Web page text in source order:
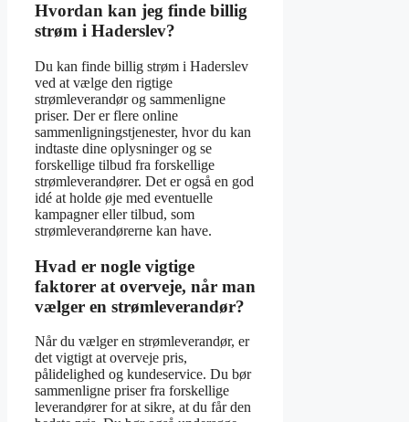
Hvordan kan jeg finde billig
strøm i Haderslev?
Du kan finde billig strøm i Haderslev
ved at vælge den rigtige
strømleverandør og sammenligne
priser. Der er flere online
sammenligningstjenester, hvor du kan
indtaste dine oplysninger og se
forskellige tilbud fra forskellige
strømleverandører. Det er også en god
idé at holde øje med eventuelle
kampagner eller tilbud, som
strømleverandørerne kan have.
Hvad er nogle vigtige
faktorer at overveje, når man
vælger en strømleverandør?
Når du vælger en strømleverandør, er
det vigtigt at overveje pris,
pålidelighed og kundeservice. Du bør
sammenligne priser fra forskellige
leverandører for at sikre, at du får den